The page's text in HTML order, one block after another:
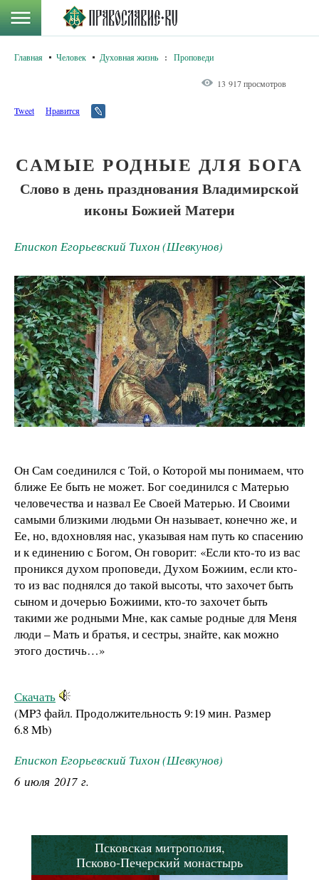
Главная Человек Духовная жизнь : Проповеди
13 917 просмотров
Tweet Нравится
САМЫЕ РОДНЫЕ ДЛЯ БОГА
Слово в день празднования Владимирской
иконы Божией Матери
Епископ Егорьевский Тихон (Шевкунов)
Он Сам соединился с Той, о Которой мы понимаем, что
ближе Ее быть не может. Бог соединился с Матерью
человечества и назвал Ее Своей Матерью. И Своими
самыми близкими людьми Он называет, конечно же, и
Ее, но, вдохновляя нас, указывая нам путь ко спасению
и к единению с Богом, Он говорит: «Если кто-то из вас
проникся духом проповеди, Духом Божиим, если кто-
то из вас поднялся до такой высоты, что захочет быть
сыном и дочерью Божиими, кто-то захочет быть
такими же родными Мне, как самые родные для Меня
люди – Мать и братья, и сестры, знайте, как можно
этого достичь…»
Скачать
(MP3 файл. Продолжительность9:19 мин. Размер
6.8 Mb)
Епископ Егорьевский Тихон (Шевкунов)
6 июля 2017 г.
Псковская митрополия,
Псково-Печерский монастырь